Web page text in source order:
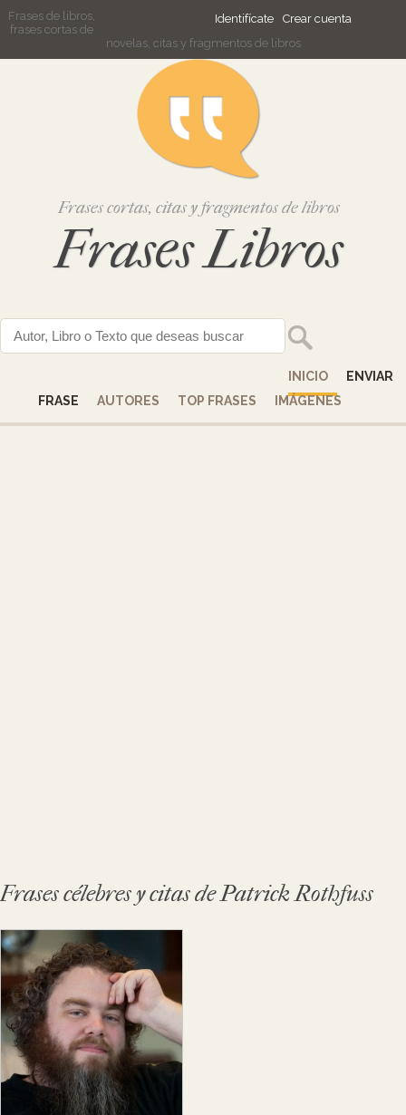
Identifícate Crear cuenta
Frases de libros,
frases cortas de
novelas, citas y fragmentos de libros
Frases cortas, citas y fragmentos de libros
Frases Libros
INICIO
ENVIAR
FRASE
AUTORES TOP FRASES IMÁGENES
Frases célebres y citas de Patrick Rothfuss